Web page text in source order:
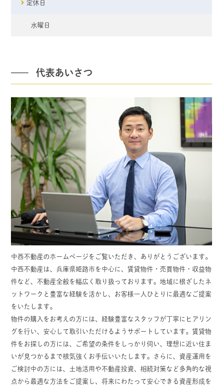
定休日
水曜日
代表あいさつ
中西不動産のホームページをご覧いただき、ありがとうございます。
中西不動産は、兵庫県姫路市を中心に、賃貸物件・売買物件・収益物
件など、不動産全般を幅広く取り扱っております。地域に根ざしたネ
ットワークと豊富な経験を活かし、お客様一人ひとりに最適なご提案
をいたします。
物件の購入をお考えの方には、経験豊富なスタッフが丁寧にヒアリン
グを行い、安心して取引いただけるようサポートしています。賃貸物
件をお探しの方には、ご希望の条件をしっかり伺い、理想に近い住ま
いが見つかるまで根気強くお手伝いいたします。さらに、資産運用を
ご検討中の方には、土地活用や不動産投資、相続対策など多角的な視
点から最適な方法をご提案し、将来にわたって安心できる資産形成を